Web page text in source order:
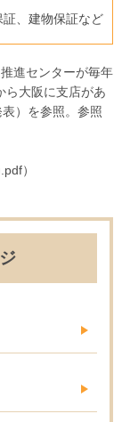
証、建物保証など
進センターが毎年
ら大阪に支店があ
）を参照。参照
）